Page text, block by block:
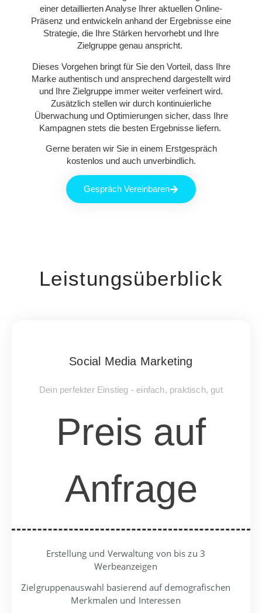
einer detaillierten Analyse Ihrer aktuellen Online-
Präsenz und entwickeln anhand der Ergebnisse eine
Strategie, die Ihre Stärken hervorhebt und Ihre
Zielgruppe genau anspricht.
Dieses Vorgehen bringt für Sie den Vorteil, dass Ihre
Marke authentisch und ansprechend dargestellt wird
und Ihre Zielgruppe immer weiter verfeinert wird.
Zusätzlich stellen wir durch kontinuierliche
Überwachung und Optimierungen sicher, dass Ihre
Kampagnen stets die besten Ergebnisse liefern.
Gerne beraten wir Sie in einem Erstgespräch
kostenlos und auch unverbindlich.
Gespräch Vereinbaren
Leistungsüberblick
Social Media Marketing
Dein perfekter Einstieg - einfach, praktisch, gut
Preis auf
Anfrage
Erstellung und Verwaltung von bis zu 3
Werbeanzeigen
Zielgruppenauswahl basierend auf demografischen
Merkmalen und Interessen